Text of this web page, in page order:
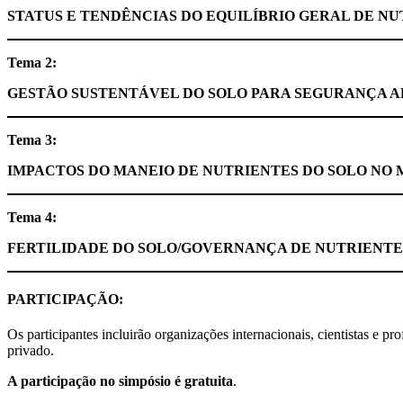
STATUS E TENDÊNCIAS DO EQUILÍBRIO GERAL DE
Tema 2:
GESTÃO SUSTENTÁVEL DO SOLO PARA
Tema 3:
IMPACTOS DO MANEIO DE NUTRIENTES DO SOLO
Tema 4:
FERTILIDADE DO SOLO/GOVERNANÇA DE
PARTICIPAÇÃO:
Os participantes incluirão organizações internacionais, cientistas e
privado.
A participação no simpósio é gratuita.